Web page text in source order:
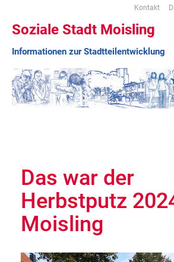
Kontakt
Soziale Stadt Moisling
Informationen zur Stadtteilentwicklung
Das war der
Herbstputz
Moisling